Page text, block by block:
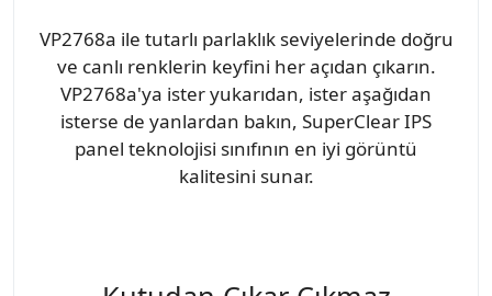
VP2768a ile tutarlı parlaklık seviyelerinde doğru
ve canlı renklerin keyfini her açıdan çıkarın.
VP2768a'ya ister yukarıdan, ister aşağıdan
isterse de yanlardan bakın, SuperClear IPS
panel teknolojisi sınıfının en iyi görüntü
kalitesini sunar.